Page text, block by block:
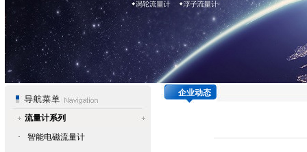
流量计系列
·
智能电磁流量计
企业动态